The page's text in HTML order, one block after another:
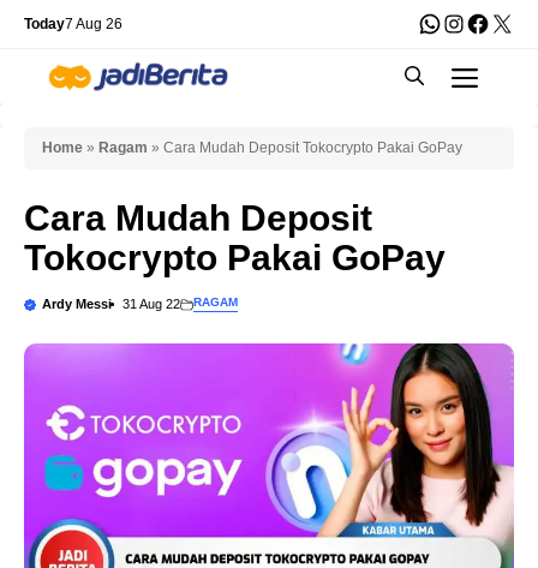
Skip
content
Today7 Aug 26 WhatsApp
X
Home » Ragam » Cara Mudah Deposit Tokocrypto Pakai GoPay
Cara Mudah Deposit
Tokocrypto Pakai GoPay
Ardy Messi 31 Aug 22 RAGAM